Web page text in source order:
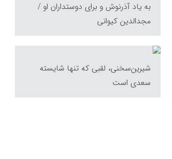
به یاد آذرنوش و برای دوستداران او /
مجدالدین کیوانی
شیرین‌سخنی، لقبی که تنها شایسته
سعدی است